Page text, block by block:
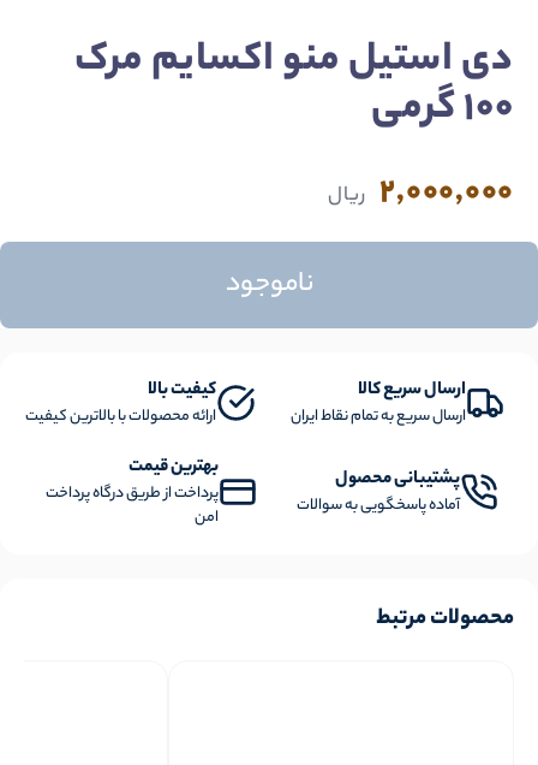
دی استیل منو اکسایم مرک
100 گرمی
2,000,000 ریال
ناموجود
ارسال سریع کالا
ارسال سریع به تمام نقاط ایران
کیفیت بالا
ارائه محصولات با بالاترین کیفیت
پشتیبانی محصول
آماده پاسخگویی به سوالات
بهترین قیمت
پرداخت از طریق درگاه پرداخت
امن
محصولات مرتبط